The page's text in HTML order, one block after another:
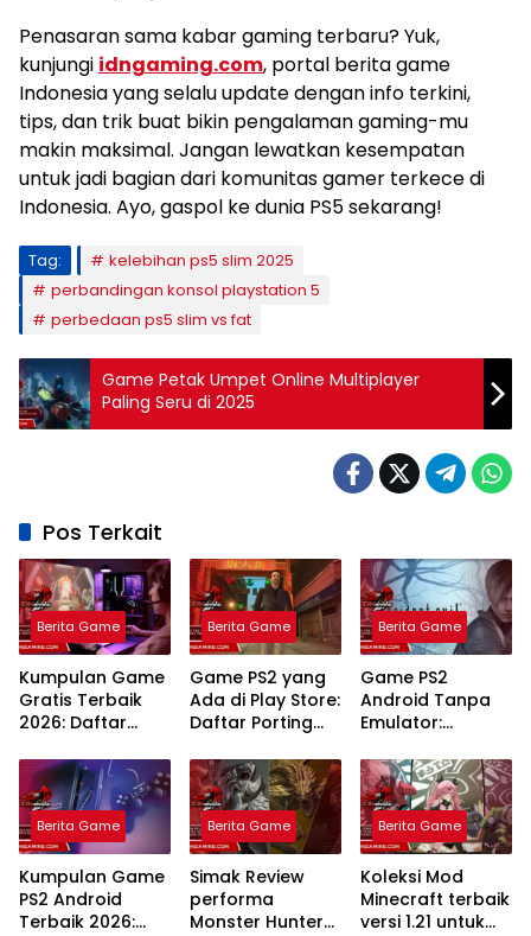
Penasaran sama kabar gaming terbaru? Yuk,
kunjungi idngaming.com, portal berita game
Indonesia yang selalu update dengan info terkini,
tips, dan trik buat bikin pengalaman gaming-mu
makin maksimal. Jangan lewatkan kesempatan
untuk jadi bagian dari komunitas gamer terkece di
Indonesia. Ayo, gaspol ke dunia PS5 sekarang!
Tag:
kelebihan ps5 slim 2025
perbandingan konsol playstation 5
perbedaan ps5 slim vs fat
Game Petak Umpet Online Multiplayer
Paling Seru di 2025
Pos Terkait
Berita Game
Kumpulan Game
Gratis Terbaik
2026: Daftar
Perlu Langganan
Mahal
Berita Game
Game PS2 yang
Ada di Play Store:
Daftar Porting
Panduan
Mainnya
Berita Game
Game PS2
Android Tanpa
Emulator:
Resmi dan
Layanan Cloud
Gaming Terbaik
Berita Game
Kumpulan Game
PS2 Android
Terbaik 2026:
Berita Game
Simak Review
performa
Monster Hunter
Berita Game
Koleksi Mod
Minecraft terbaik
versi 1.21 untuk